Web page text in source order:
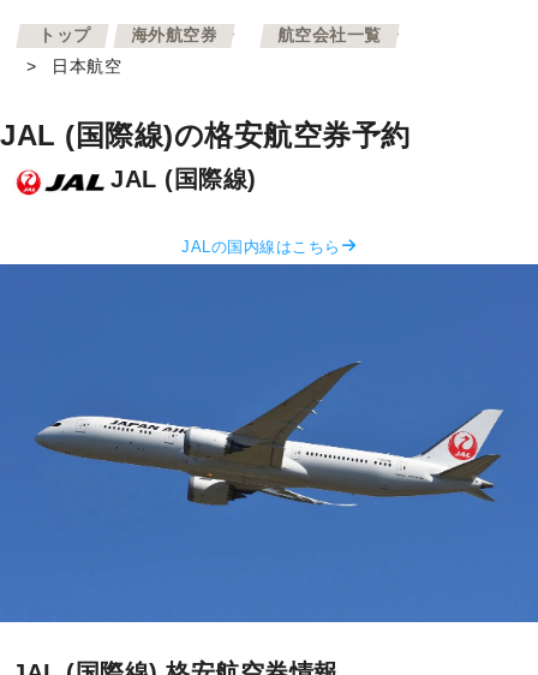
トップ >
海外航空券 >
航空会社一覧
>
日本航空
JAL (国際線)の格安航空券予約
JAL (国際線)
JALの国内線はこちら